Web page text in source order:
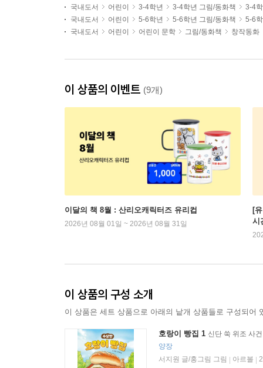
국내도서
어린이 3-4학년 3-4학년 그림/동화책
3-4
국내도서
어린이 5-6학년 5-6학년 그림/동화책
5-6
국내도서
어린이 어린이 문학 그림/동화책 창작동화
이 상품의 이벤트 (9개)
이달의 책 8월 : 산리오캐릭터즈 유리컵
2026년 08월 01일 ~ 2026년 08월 31일
[
시
이 상품의 구성 소개
이 상품은 세트 상품으로 아래의 낱개 상품들로 구성되어
호랑이 빵집 1 신단 쑥 위조 사건
양장
서지원 글/홍그림 그림
아르볼